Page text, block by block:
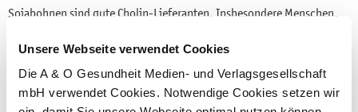
Unsere Webseite verwendet Cookies
Die A & O Gesundheit Medien- und Verlagsgesellschaft
mbH verwendet Cookies. Notwendige Cookies setzen wir
Sojabohnen sind gute Cholin-Lieferanten. Insbesondere Menschen,
erhöhten Bedarf wie Schwangere und Stillende sollten – nach
ärztlicher Rücksprache – Mikronährstoffpräparate in Betracht ziehen.